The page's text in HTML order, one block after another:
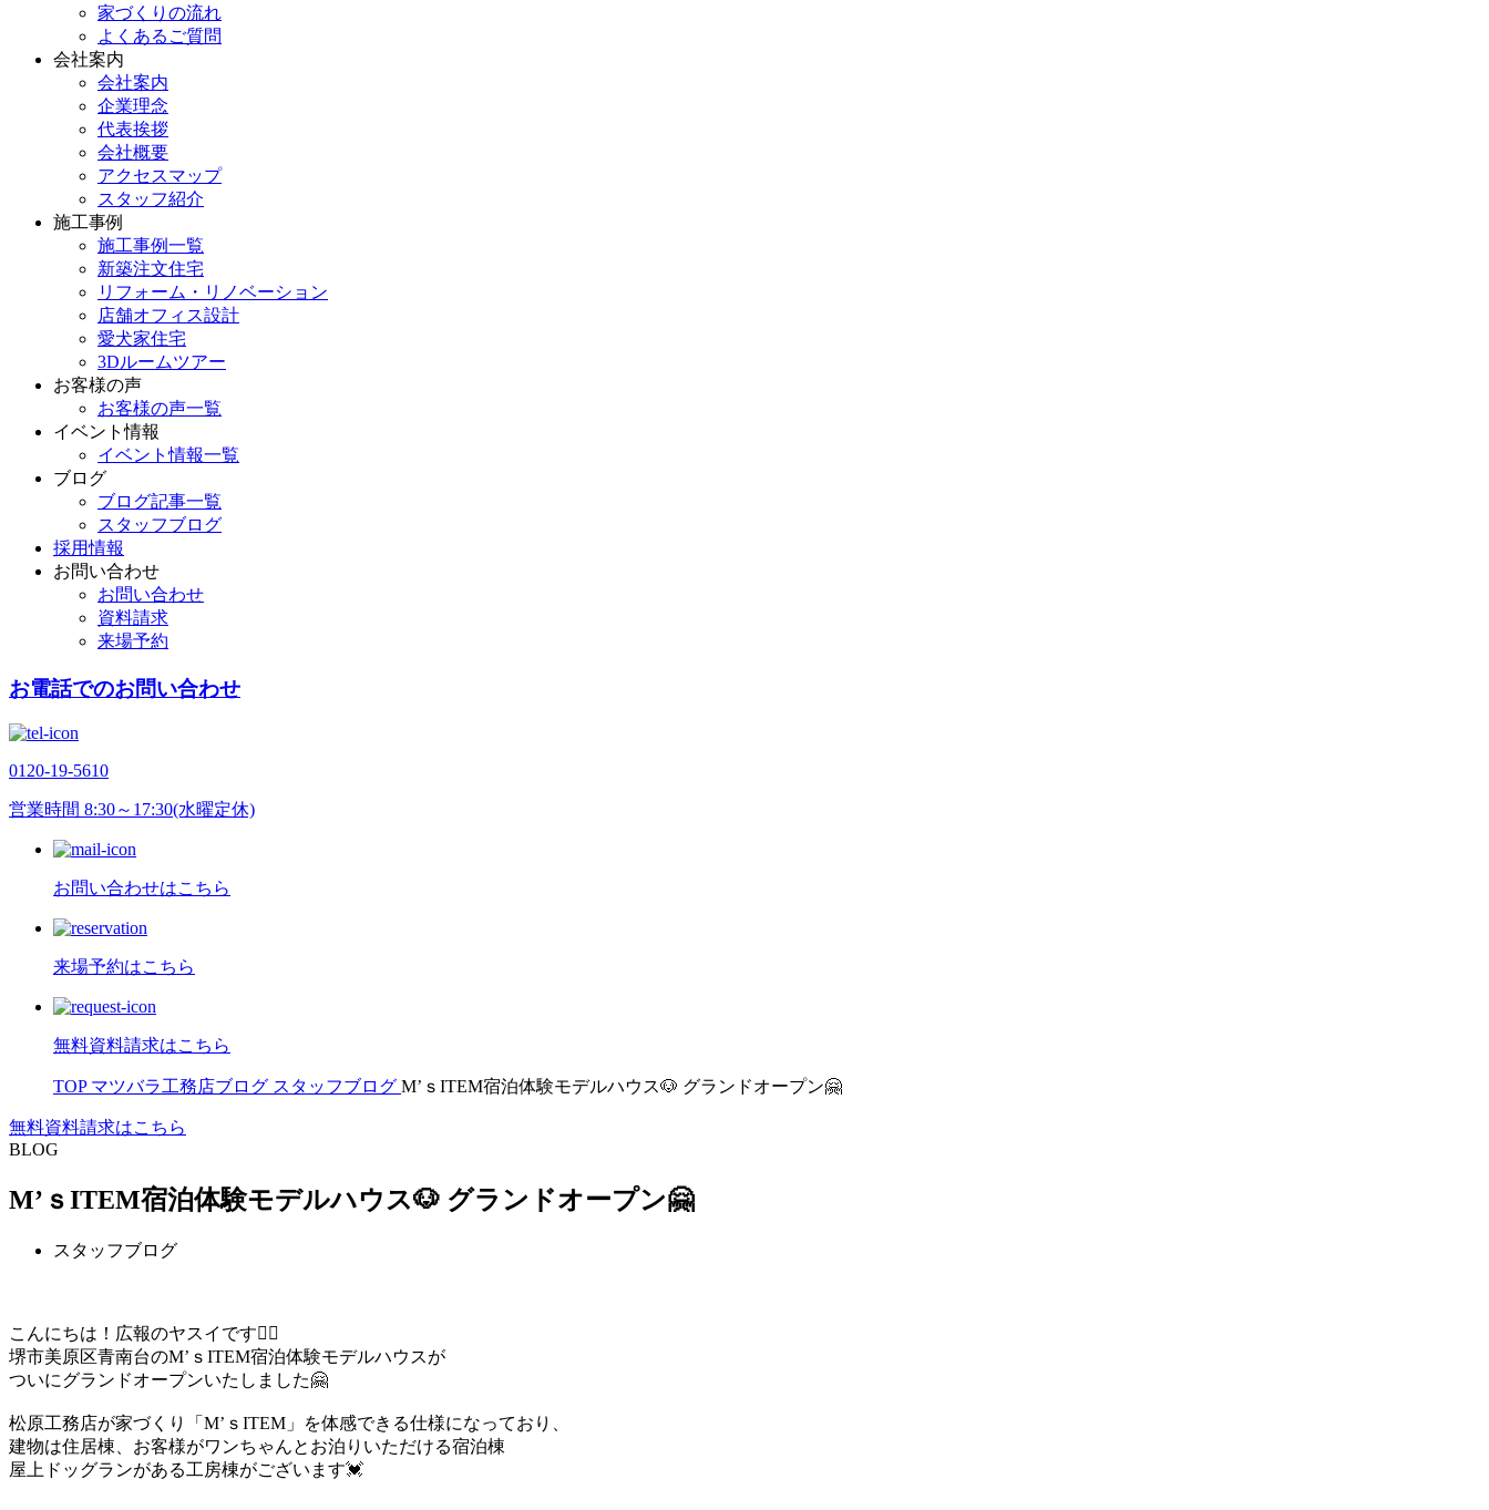
家づくりの流れ
よくあるご質問
会社案内
会社案内
企業理念
代表挨拶
会社概要
アクセスマップ
スタッフ紹介
施工事例
施工事例一覧
新築注文住宅
リフォーム・リノベーション
店舗オフィス設計
愛犬家住宅
3Dルームツアー
お客様の声
お客様の声一覧
イベント情報
イベント情報一覧
ブログ
ブログ記事一覧
スタッフブログ
採用情報
お問い合わせ
お問い合わせ
資料請求
来場予約
お電話でのお問い合わせ
0120-19-5610
営業時間 8:30～17:30(水曜定休)
お問い合わせはこちら
来場予約はこちら
無料資料請求はこちら
TOP マツバラ工務店ブログ スタッフブログ M’ｓITEM宿泊体験モデルハウス🐶 グランドオープン🤗
無料資料請求はこちら
BLOG
M’ｓITEM宿泊体験モデルハウス🐶 グランドオープン🤗
スタッフブログ
こんにちは！広報のヤスイです🙋‍♀️
堺市美原区青南台のM’ｓITEM宿泊体験モデルハウスが
ついにグランドオープンいたしました🤗
松原工務店が家づくり「M’ｓITEM」を体感できる仕様になっており、
建物は住居棟、お客様がワンちゃんとお泊りいただける宿泊棟
屋上ドッグランがある工房棟がございます💓